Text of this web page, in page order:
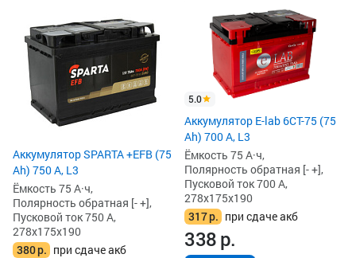
Аккумулятор SPARTA +EFB (75
Ah) 750 А, L3
Ёмкость 75 А·ч,
Полярность обратная [- +],
Пусковой ток 750 А,
278x175x190
380р. при сдаче акб
5.0
Аккумулятор E-lab 6СТ-75 (75
Ah) 700 А, L3
Ёмкость 75 А·ч,
Полярность обратная [- +],
Пусковой ток 700 А,
278x175x190
317р. при сдаче акб
338р.